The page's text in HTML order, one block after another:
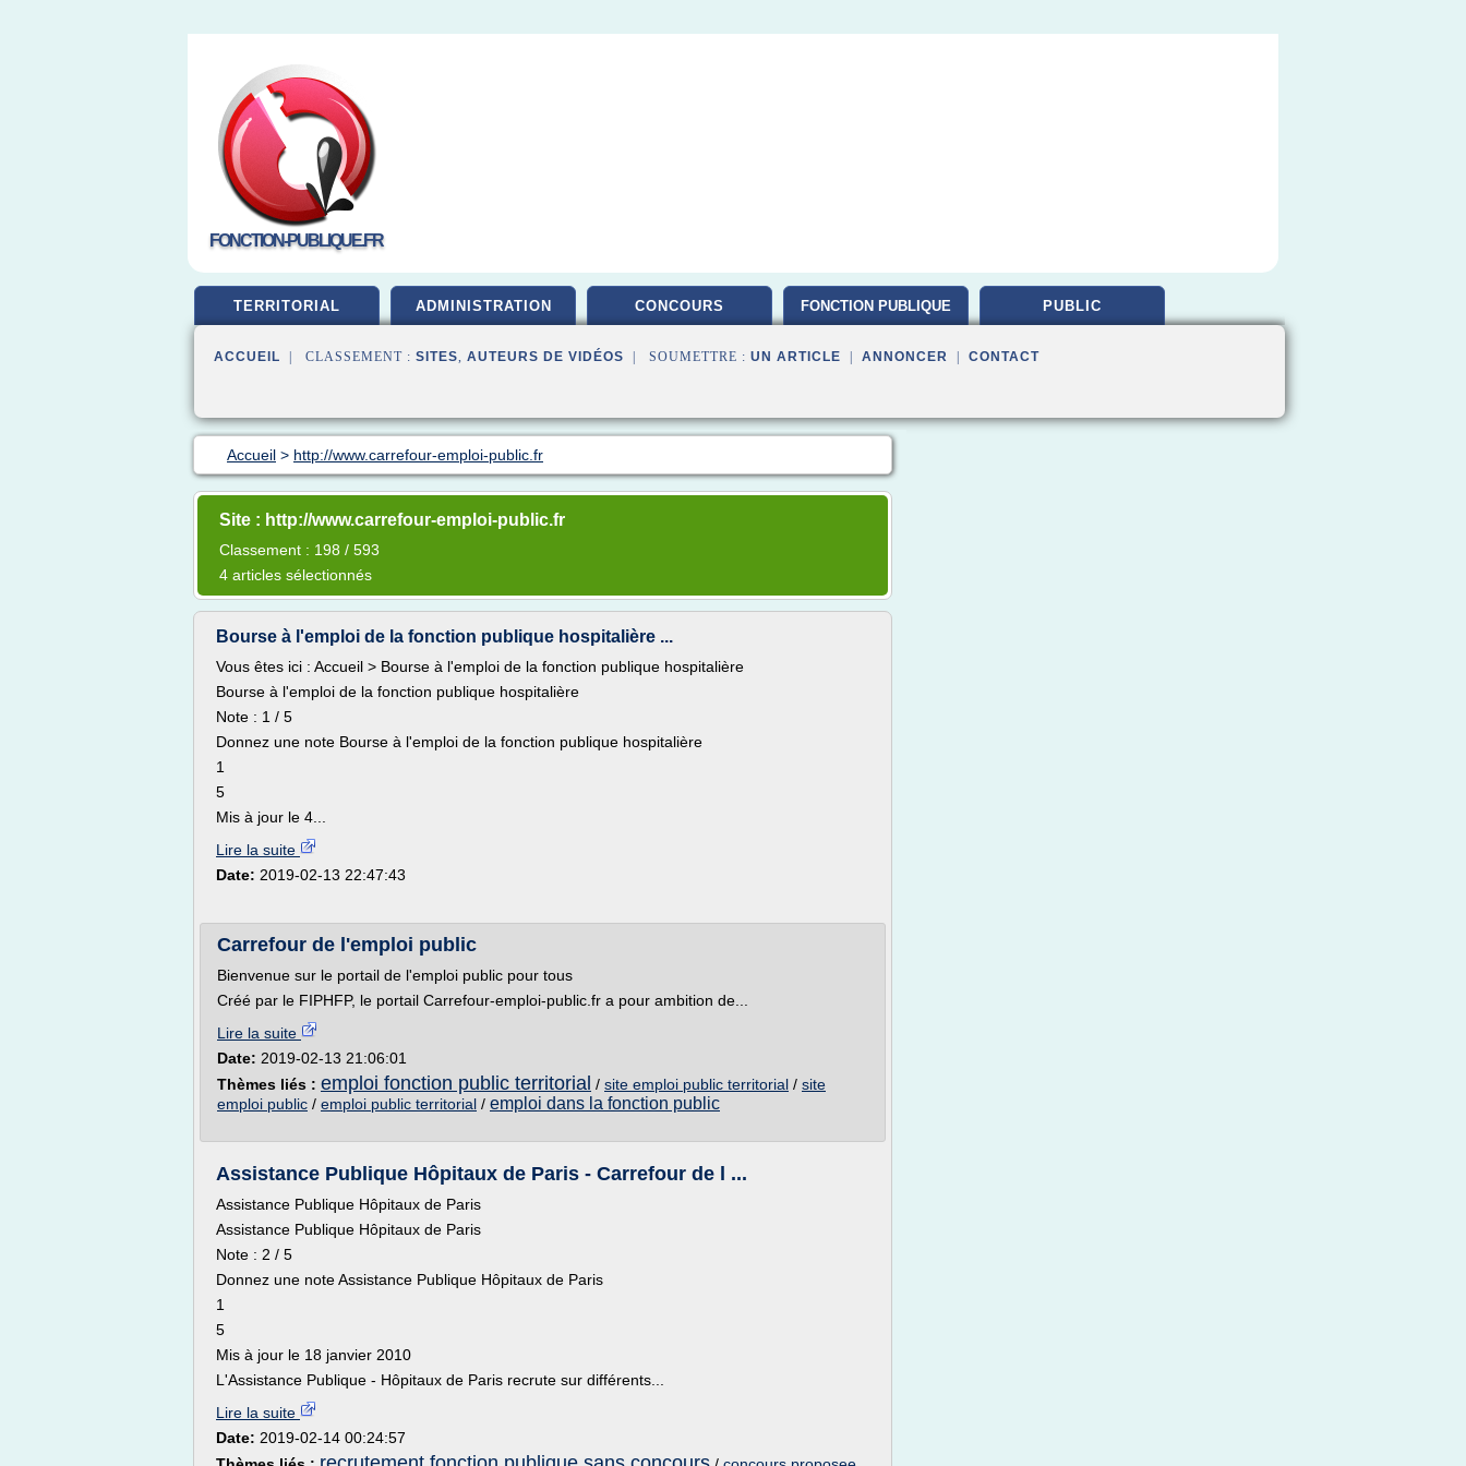
FONCTION-PUBLIQUE.FR
TERRITORIAL ADMINISTRATION CONCOURS FONCTION PUBLIQUE PUBLIC
ACCUEIL | CLASSEMENT : SITES, AUTEURS DE VIDÉOS | SOUMETTRE : UN ARTICLE ANNONCER CONTACT
Accueil > http://www.carrefour-emploi-public.fr
Site : http://www.carrefour-emploi-public.fr
Classement : 198 / 593
4 articles sélectionnés
Bourse à l'emploi de la fonction publique hospitalière ...
Vous êtes ici : Accueil > Bourse à l'emploi de la fonction publique hospitalière
Bourse à l'emploi de la fonction publique hospitalière
Note : 1 / 5
Donnez une note Bourse à l'emploi de la fonction publique hospitalière
1
5
Mis à jour le 4...
Lire la suite
Date: 2019-02-13 22:47:43
Carrefour de l'emploi public
Bienvenue sur le portail de l'emploi public pour tous
Créé par le FIPHFP, le portail Carrefour-emploi-public.fr a pour ambition de...
Lire la suite
Date: 2019-02-13 21:06:01
Thèmes liés : emploi fonction public territorial / site emploi public territorial / site
emploi public / emploi public territorial / emploi dans la fonction public
Assistance Publique Hôpitaux de Paris - Carrefour de l ...
Assistance Publique Hôpitaux de Paris
Assistance Publique Hôpitaux de Paris
Note : 2 / 5
Donnez une note Assistance Publique Hôpitaux de Paris
1
5
Mis à jour le 18 janvier 2010
L'Assistance Publique - Hôpitaux de Paris recrute sur différents...
Lire la suite
Date: 2019-02-14 00:24:57